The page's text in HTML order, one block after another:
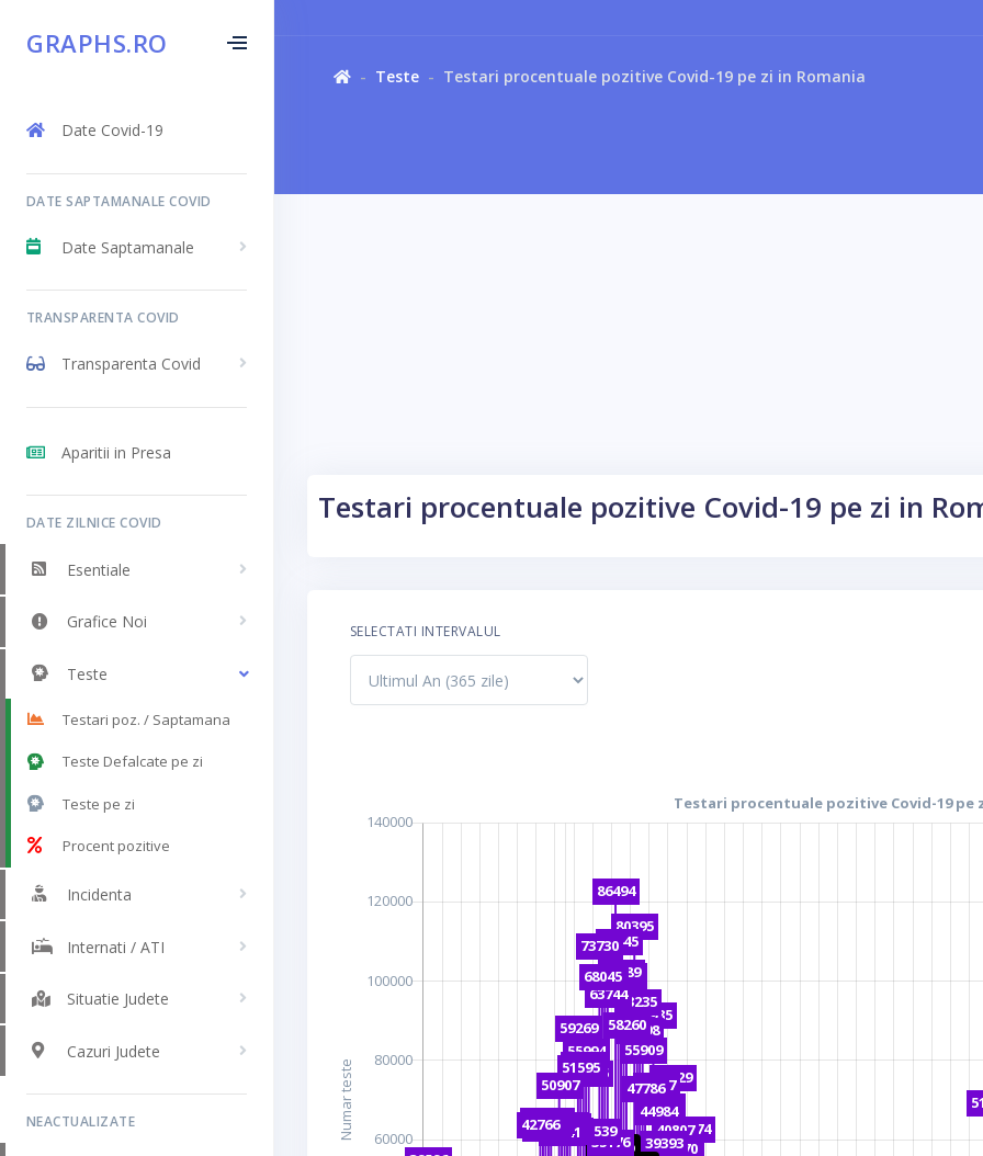
GRAPHS.RO
Date Covid-19
DATE SAPTAMANALE COVID
Date Saptamanale
TRANSPARENTA COVID
Transparenta Covid
Aparitii in Presa
DATE ZILNICE COVID
Esentiale
Grafice Noi
Teste
Testari poz. / Saptamana
Teste Defalcate pe zi
Teste pe zi
Procent pozitive
Incidenta
Internati / ATI
Situatie Judete
Cazuri Judete
NEACTUALIZATE
Teste Testari procentuale pozitive Covid-19 pe zi in Romania
Testari procentuale pozitive Covid-19 pe zi in
SELECTATI INTERVALUL